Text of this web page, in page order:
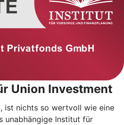
Union Investment
ist nichts so wertvoll wie eine
unabhängige Institut für